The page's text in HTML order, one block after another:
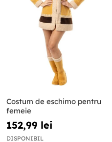
Costum de eschimo pentru
femeie
152,99 lei
DISPONIBIL